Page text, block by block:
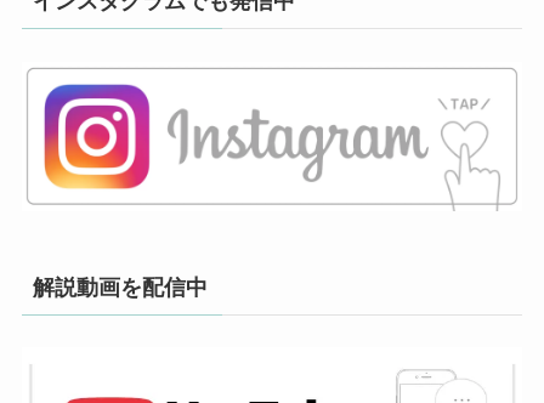
解説動画を配信中